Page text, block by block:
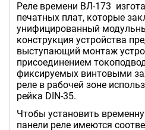
Реле времени ВЛ-173
печатных плат, которые
унифицированный
конструкция устройства
выступающий монтаж
присоединением
фиксируемых винтовыми
реле в рабочей зоне
рейка DIN-35.
Чтобы установить
панели реле имеются